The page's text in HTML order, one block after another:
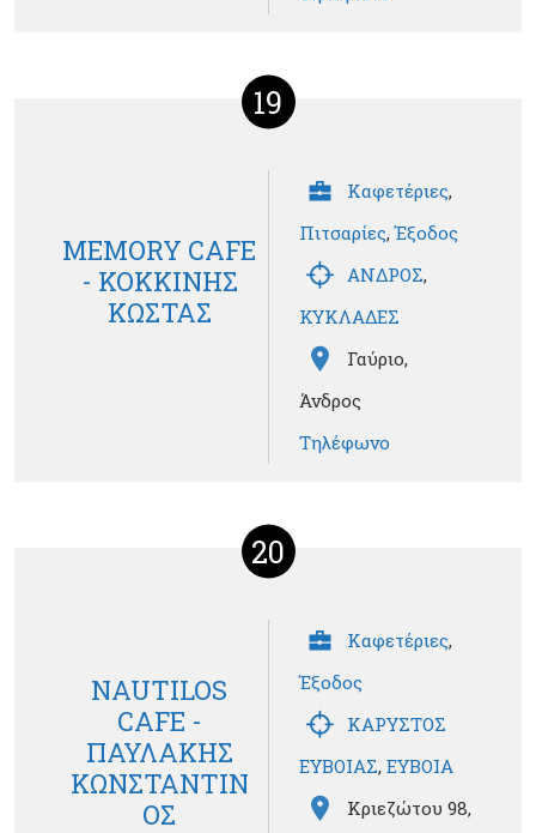
19
MEMORY CAFE
- ΚΟΚΚΙΝΗΣ
ΚΩΣΤΑΣ
Καφετέριες,
Πιτσαρίες,Έξοδος
ΑΝΔΡΟΣ,
ΚΥΚΛΑΔΕΣ
Γαύριο,
Άνδρος
Τηλέφωνο
20
NAUTILOS
CAFE -
ΠΑΥΛΑΚΗΣ
ΚΩΝΣΤΑΝΤΙΝ
ΟΣ
Καφετέριες,
Έξοδος
ΚΑΡΥΣΤΟΣ
ΕΥΒΟΙΑΣ, ΕΥΒΟΙΑ
Κριεζώτου 98,